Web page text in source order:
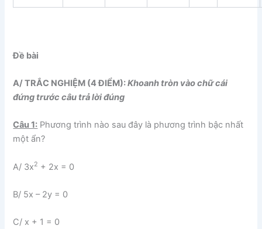
Đề bài
A/ TRẮC NGHIỆM (4 ĐIỂM):Khoanh tròn vào chữ cái
đứng trước câu trả lời đúng
Câu 1: Phương trình nào sau đây là phương trình bậc nhất
một ẩn?
A/ 3x2 + 2x = 0
B/ 5x – 2y = 0
C/ x + 1 = 0